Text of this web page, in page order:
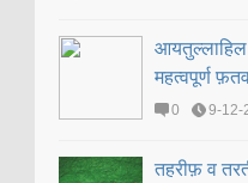
आयतुल्लाहिल
महत्वपूर्ण
0 9-12-
तहरीफ़ व